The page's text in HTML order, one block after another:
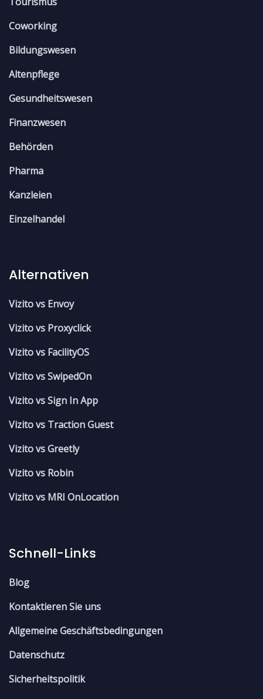
Coworking
Bildungswesen
Altenpflege
Gesundheitswesen
Finanzwesen
Behörden
Pharma
Kanzleien
Einzelhandel
Alternativen
Vizito vs Envoy
Vizito vs Proxyclick
Vizito vs FacilityOS
Vizito vs SwipedOn
Vizito vs Sign In App
Vizito vs Traction Guest
Vizito vs Greetly
Vizito vs Robin
Vizito vs MRI OnLocation
Schnell-Links
Blog
Kontaktieren Sie uns
Allgemeine Geschäftsbedingungen
Datenschutz
Sicherheitspolitik